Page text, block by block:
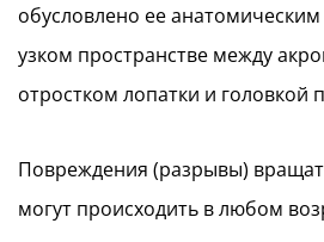
обусловлено ее
узком пространстве между
отростком лопатки и головкой
Повреждения (разрывы)
могут происходить в любом